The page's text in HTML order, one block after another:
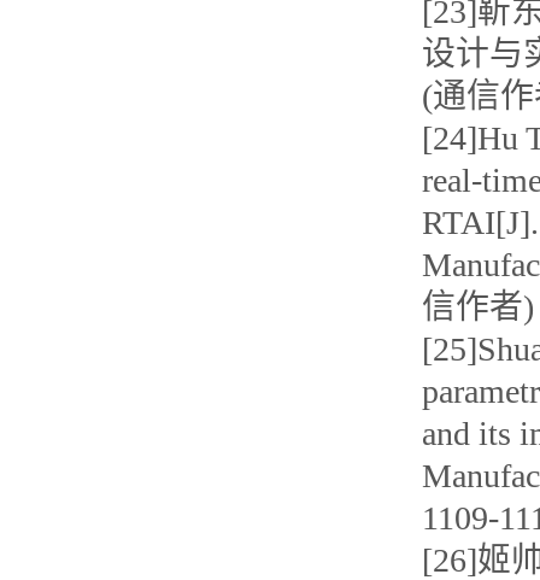
[23]靳
设计与
(通信
[24]Hu
real-
信作者)
and its
1109-
[26]姬